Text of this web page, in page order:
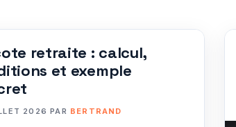
retraite : calcul,
et exemple
2026 PAR BERTRAND